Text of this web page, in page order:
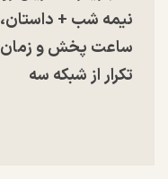
نیمه شب + داستان،
ساعت پخش و زمان
تکرار از شبکه سه